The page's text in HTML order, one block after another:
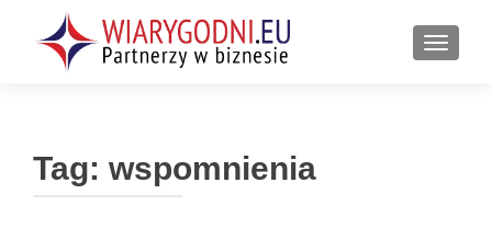
Tag: wspomnienia